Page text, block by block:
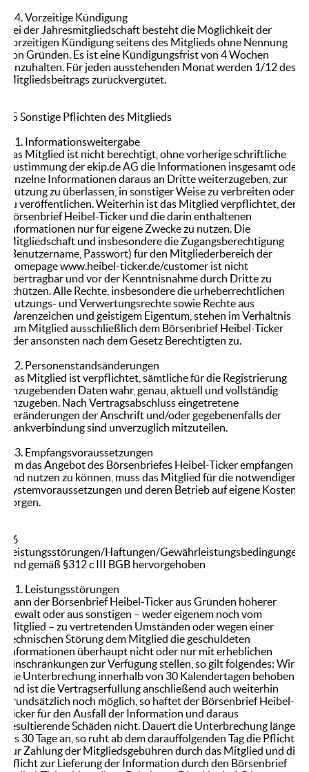
4.4. Vorzeitige Kündigung
Bei der Jahresmitgliedschaft besteht die Möglichkeit der
vorzeitigen Kündigung seitens des Mitglieds ohne Nennung
von Gründen. Es ist eine Kündigungsfrist von 4 Wochen
einzuhalten. Für jeden ausstehenden Monat werden 1/12 des
Mitgliedsbeitrags zurückvergütet.
§5 Sonstige Pflichten des Mitglieds
5.1. Informationsweitergabe
das Mitglied ist nicht berechtigt, ohne vorherige schriftliche
Zustimmung der ekip.de AG die Informationen insgesamt oder
einzelne Informationen daraus an Dritte weiterzugeben, zur
Nutzung zu überlassen, in sonstiger Weise zu verbreiten oder
zu veröffentlichen. Weiterhin ist das Mitglied verpflichtet, den
Börsenbrief Heibel-Ticker und die darin enthaltenen
Informationen nur für eigene Zwecke zu nutzen. Die
Mitgliedschaft und insbesondere die Zugangsberechtigung
(Benutzername, Passwort) für den Mitgliederbereich der
Homepage www.heibel-ticker.de/customer ist nicht
übertragbar und vor der Kenntnisnahme durch Dritte zu
schützen. Alle Rechte, insbesondere die urheberrechtlichen
Nutzungs- und Verwertungsrechte sowie Rechte aus
Warenzeichen und geistigem Eigentum, stehen im Verhältnis
zum Mitglied ausschließlich dem Börsenbrief Heibel-Ticker
oder ansonsten nach dem Gesetz Berechtigten zu.
5.2. Personenstandsänderungen
Das Mitglied ist verpflichtet, sämtliche für die Registrierung
anzugebenden Daten wahr, genau, aktuell und vollständig
anzugeben. Nach Vertragsabschluss eingetretene
Veränderungen der Anschrift und/oder gegebenenfalls der
Bankverbindung sind unverzüglich mitzuteilen.
5.3. Empfangsvoraussetzungen
Um das Angebot des Börsenbriefes Heibel-Ticker empfangen
und nutzen zu können, muss das Mitglied für die notwendigen
Systemvoraussetzungen und deren Betrieb auf eigene Kosten
sorgen.
§6
Leistungsstörungen/Haftungen/Gewährleistungsbedingungen
sind gemäß §312 c III BGB hervorgehoben
6.1. Leistungsstörungen
Kann der Börsenbrief Heibel-Ticker aus Gründen höherer
Gewalt oder aus sonstigen – weder eigenem noch vom
Mitglied – zu vertretenden Umständen oder wegen einer
technischen Störung dem Mitglied die geschuldeten
Informationen überhaupt nicht oder nur mit erheblichen
Einschränkungen zur Verfügung stellen, so gilt folgendes: Wird
die Unterbrechung innerhalb von 30 Kalendertagen behoben
und ist die Vertragserfüllung anschließend auch weiterhin
grundsätzlich noch möglich, so haftet der Börsenbrief Heibel-
Ticker für den Ausfall der Information und daraus
resultierende Schäden nicht. Dauert die Unterbrechung länger
als 30 Tage an, so ruht ab dem darauffolgenden Tag die Pflicht
zur Zahlung der Mitgliedsgebühren durch das Mitglied und die
Pflicht zur Lieferung der Information durch den Börsenbrief